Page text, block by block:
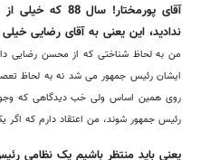
آقای
ندادید، این یعنی به آقای رضایی
من به لحاظ شناختی که از محسن رضایی
ایشان رئیس جمهور می شد نه به لحاظ
روی همین اساس ولی خب دیدگاهی که
رئیس جمهور شوند، من اعتقاد دارم که
یعنی باید منتظر باشیم یک نظامی